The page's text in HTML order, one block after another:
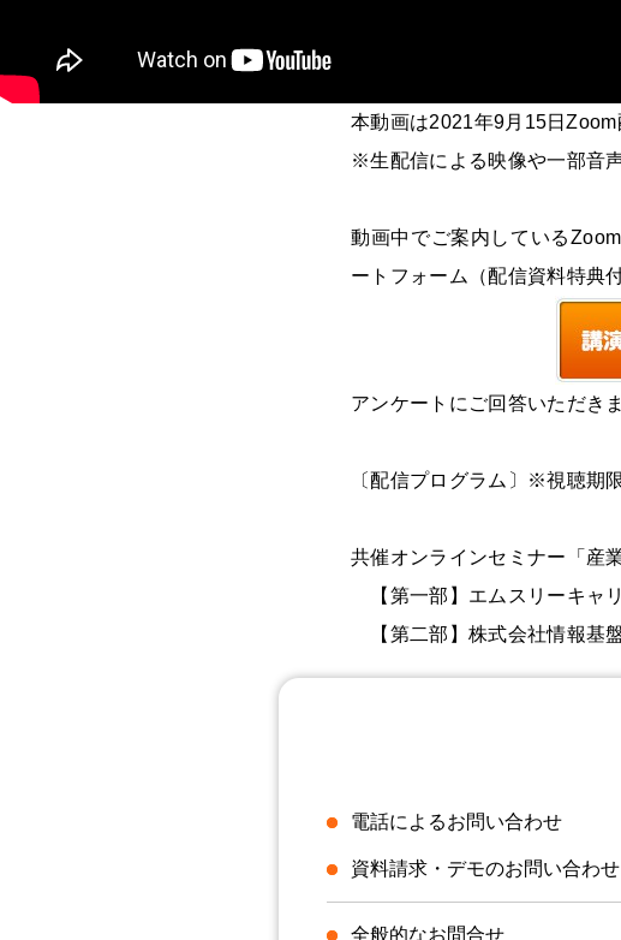
本動画は2021年9月15日
※生配信による映像や一部音
動画中でご案内している
ートフォーム（配信資料特典
アンケートにご回答いただき
〔配信プログラム〕※視聴期
共催オンラインセミナー「産
【第一部】エムスリーキャ
【第二部】株式会社情報基
電話によるお問い合わせ
資料請求・デモのお問い合わせ
全般的なお問合せ